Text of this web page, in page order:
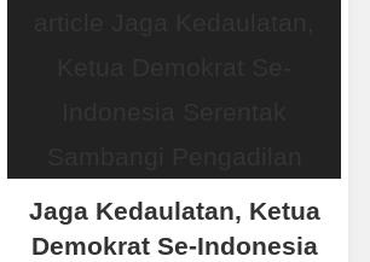
Jaga Kedaulatan, Ketua
Demokrat Se-Indonesia